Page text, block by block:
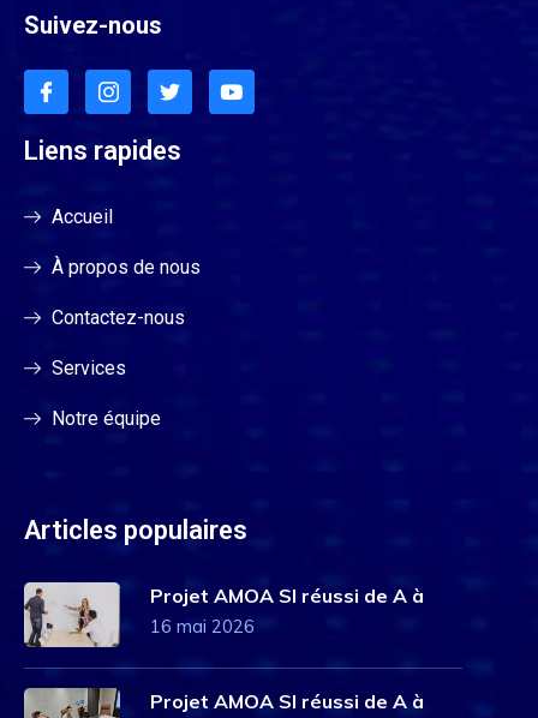
Suivez-nous
Liens rapides
Accueil
À propos de nous
Contactez-nous
Services
Notre équipe
Articles populaires
Projet AMOA SI réussi de A à
16 mai 2026
Projet AMOA SI réussi de A à